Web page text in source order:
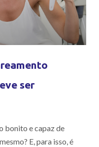
ser
bonito e capaz de
E, para isso, é